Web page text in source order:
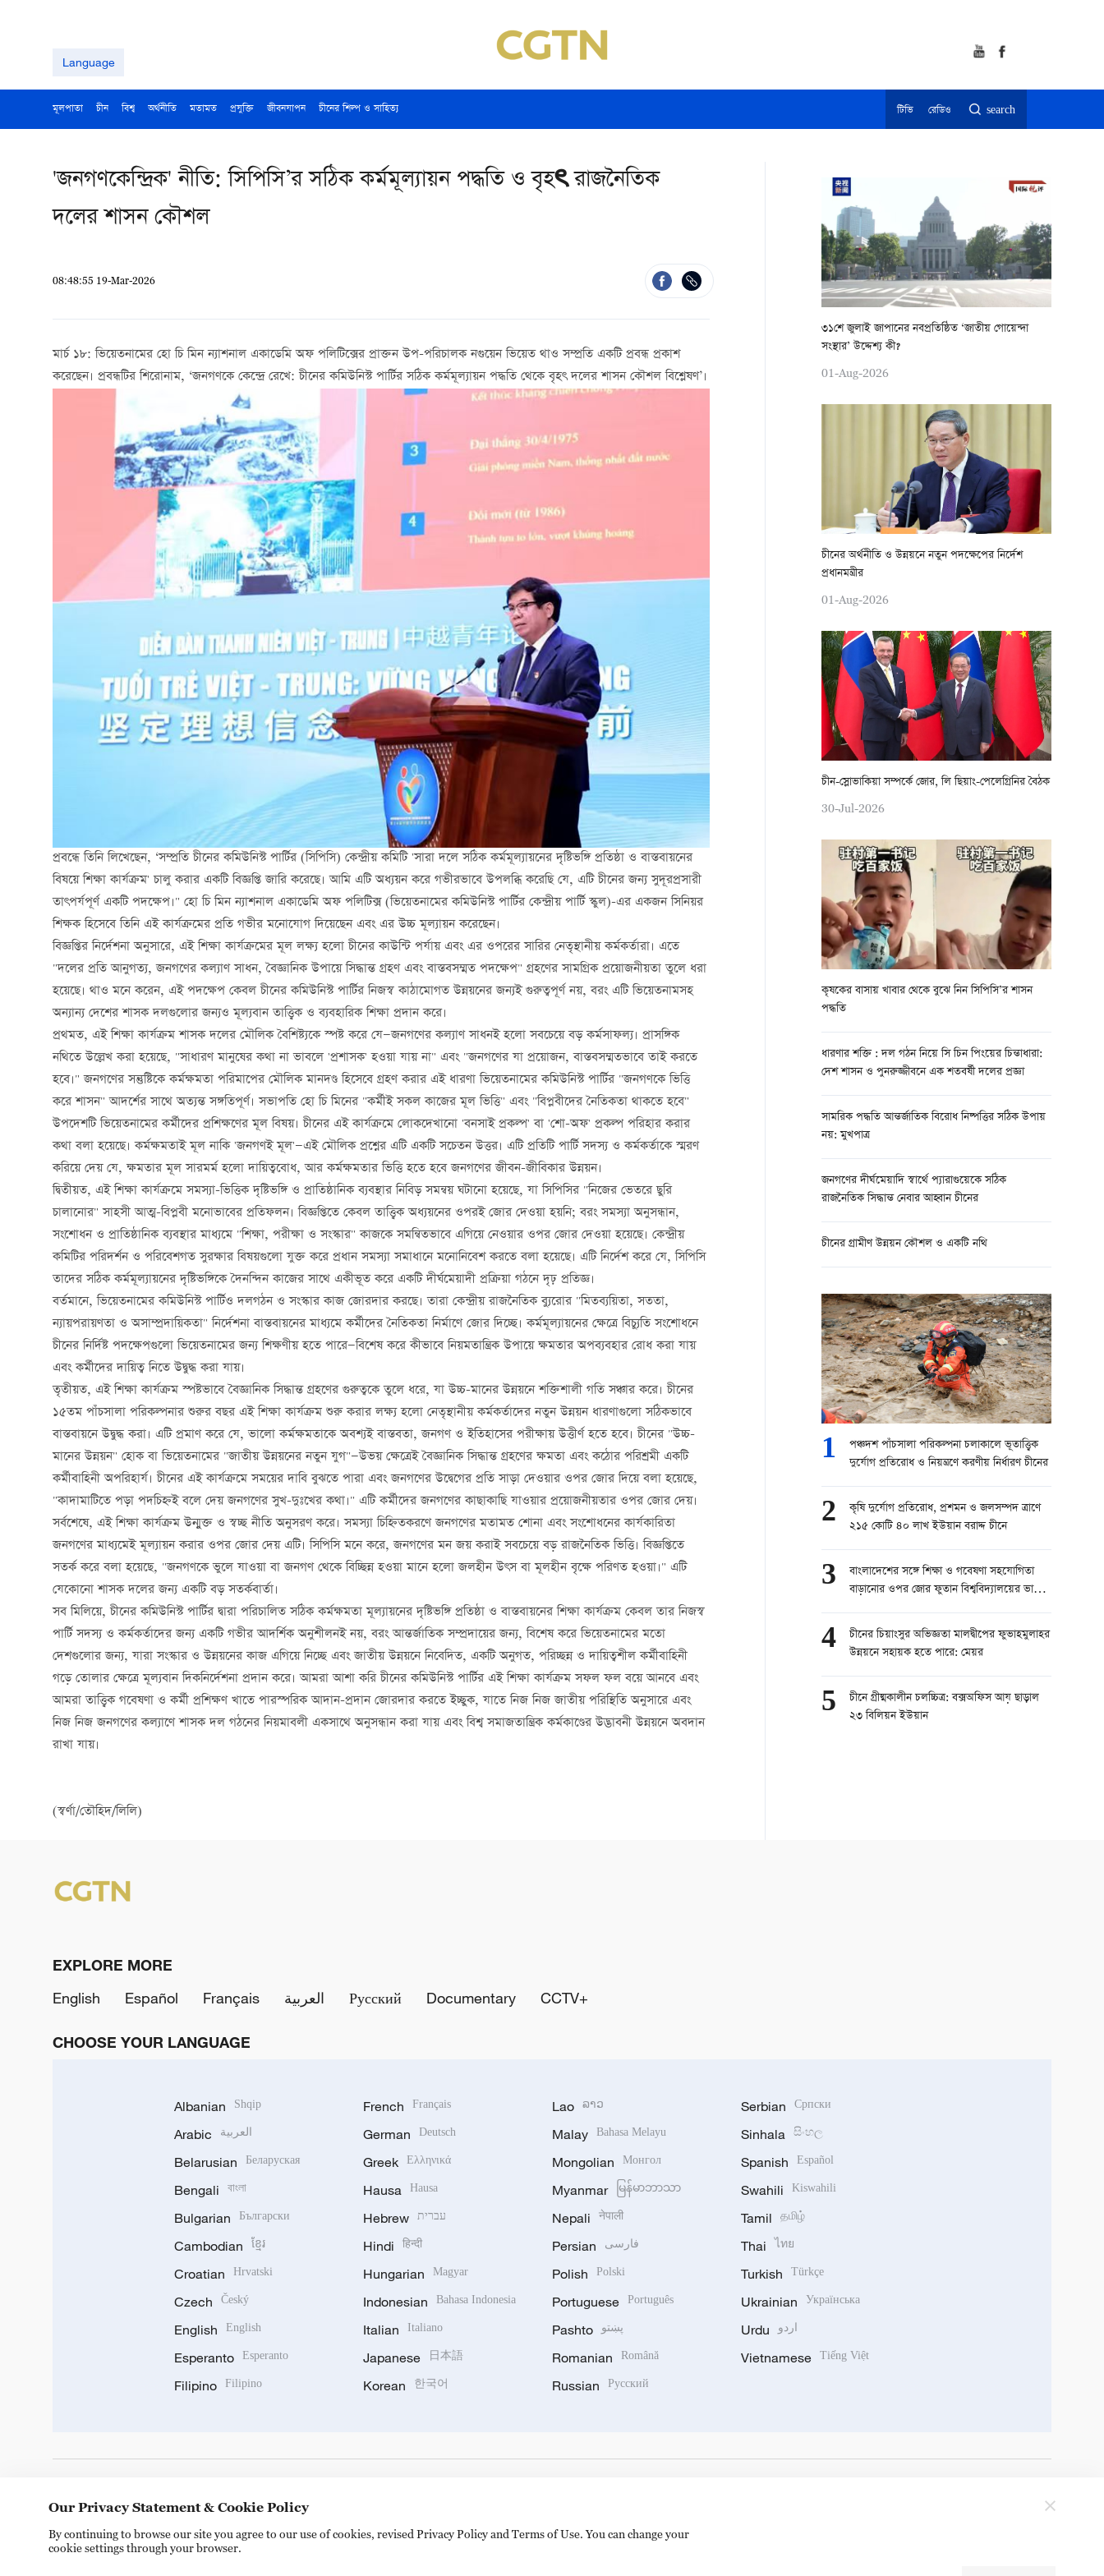
Language
মূলপাতা চীন বিশ্ব অর্থনীতি মতামত প্রযুক্তি জীবনযাপন চীনের শিল্প ও সাহিত্য টিভি রেডিও search
'জনগণকেন্দ্রিক' নীতি: সিপিসি’র সঠিক কর্মমূল্যায়ন পদ্ধতি ও বৃহৎ রাজনৈতিক
দলের শাসন কৌশল
08:48:55 19-Mar-2026
মার্চ ১৮: ভিয়েতনামের হো চি মিন ন্যাশনাল একাডেমি অফ পলিটিক্সের প্রাক্তন উপ-পরিচালক নগুয়েন ভিয়েত থাও সম্প্রতি একটি প্রবন্ধ প্রকাশ
করেছেন। প্রবন্ধটির শিরোনাম, ‘জনগণকে কেন্দ্রে রেখে: চীনের কমিউনিস্ট পার্টির সঠিক কর্মমূল্যায়ন পদ্ধতি থেকে বৃহৎ দলের শাসন কৌশল বিশ্লেষণ’।
প্রবন্ধে তিনি লিখেছেন, ‘সম্প্রতি চীনের কমিউনিস্ট পার্টির (সিপিসি) কেন্দ্রীয় কমিটি 'সারা দলে সঠিক কর্মমূল্যায়নের দৃষ্টিভঙ্গি প্রতিষ্ঠা ও বাস্তবায়নের
বিষয়ে শিক্ষা কার্যক্রম' চালু করার একটি বিজ্ঞপ্তি জারি করেছে। আমি এটি অধ্যয়ন করে গভীরভাবে উপলব্ধি করেছি যে, এটি চীনের জন্য সুদূরপ্রসারী
তাৎপর্যপূর্ণ একটি পদক্ষেপ।" হো চি মিন ন্যাশনাল একাডেমি অফ পলিটিক্স (ভিয়েতনামের কমিউনিস্ট পার্টির কেন্দ্রীয় পার্টি স্কুল)-এর একজন সিনিয়র
শিক্ষক হিসেবে তিনি এই কার্যক্রমের প্রতি গভীর মনোযোগ দিয়েছেন এবং এর উচ্চ মূল্যায়ন করেছেন।
বিজ্ঞপ্তির নির্দেশনা অনুসারে, এই শিক্ষা কার্যক্রমের মূল লক্ষ্য হলো চীনের কাউন্টি পর্যায় এবং এর ওপরের সারির নেতৃস্থানীয় কর্মকর্তারা। এতে
"দলের প্রতি আনুগত্য, জনগণের কল্যাণ সাধন, বৈজ্ঞানিক উপায়ে সিদ্ধান্ত গ্রহণ এবং বাস্তবসম্মত পদক্ষেপ" গ্রহণের সামগ্রিক প্রয়োজনীয়তা তুলে ধরা
হয়েছে। থাও মনে করেন, এই পদক্ষেপ কেবল চীনের কমিউনিস্ট পার্টির নিজস্ব কাঠামোগত উন্নয়নের জন্যই গুরুত্বপূর্ণ নয়, বরং এটি ভিয়েতনামসহ
অন্যান্য দেশের শাসক দলগুলোর জন্যও মূল্যবান তাত্ত্বিক ও ব্যবহারিক শিক্ষা প্রদান করে।
প্রথমত, এই শিক্ষা কার্যক্রম শাসক দলের মৌলিক বৈশিষ্ট্যকে স্পষ্ট করে যে—জনগণের কল্যাণ সাধনই হলো সবচেয়ে বড় কর্মসাফল্য। প্রাসঙ্গিক
নথিতে উল্লেখ করা হয়েছে, "সাধারণ মানুষের কথা না ভাবলে 'প্রশাসক' হওয়া যায় না" এবং "জনগণের যা প্রয়োজন, বাস্তবসম্মতভাবে তাই করতে
হবে।" জনগণের সন্তুষ্টিকে কর্মক্ষমতা পরিমাপের মৌলিক মানদণ্ড হিসেবে গ্রহণ করার এই ধারণা ভিয়েতনামের কমিউনিস্ট পার্টির "জনগণকে ভিত্তি
করে শাসন" আদর্শের সাথে অত্যন্ত সঙ্গতিপূর্ণ। সভাপতি হো চি মিনের "কর্মীই সকল কাজের মূল ভিত্তি" এবং "বিপ্লবীদের নৈতিকতা থাকতে হবে"
উপদেশটি ভিয়েতনামের কর্মীদের প্রশিক্ষণের মূল বিষয়। চীনের এই কার্যক্রমে লোকদেখানো 'বনসাই প্রকল্প' বা 'শো-অফ' প্রকল্প পরিহার করার
কথা বলা হয়েছে। কর্মক্ষমতাই মূল নাকি 'জনগণই মূল'—এই মৌলিক প্রশ্নের এটি একটি সচেতন উত্তর। এটি প্রতিটি পার্টি সদস্য ও কর্মকর্তাকে স্মরণ
করিয়ে দেয় যে, ক্ষমতার মূল সারমর্ম হলো দায়িত্ববোধ, আর কর্মক্ষমতার ভিত্তি হতে হবে জনগণের জীবন-জীবিকার উন্নয়ন।
দ্বিতীয়ত, এই শিক্ষা কার্যক্রমে সমস্যা-ভিত্তিক দৃষ্টিভঙ্গি ও প্রাতিষ্ঠানিক ব্যবস্থার নিবিড় সমন্বয় ঘটানো হয়েছে, যা সিপিসির "নিজের ভেতরে ছুরি
চালানোর" সাহসী আত্ম-বিপ্লবী মনোভাবের প্রতিফলন। বিজ্ঞপ্তিতে কেবল তাত্ত্বিক অধ্যয়নের ওপরই জোর দেওয়া হয়নি; বরং সমস্যা অনুসন্ধান,
সংশোধন ও প্রাতিষ্ঠানিক ব্যবস্থার মাধ্যমে "শিক্ষা, পরীক্ষা ও সংস্কার" কাজকে সমন্বিতভাবে এগিয়ে নেওয়ার ওপর জোর দেওয়া হয়েছে। কেন্দ্রীয়
কমিটির পরিদর্শন ও পরিবেশগত সুরক্ষার বিষয়গুলো যুক্ত করে প্রধান সমস্যা সমাধানে মনোনিবেশ করতে বলা হয়েছে। এটি নির্দেশ করে যে, সিপিসি
তাদের সঠিক কর্মমূল্যায়নের দৃষ্টিভঙ্গিকে দৈনন্দিন কাজের সাথে একীভূত করে একটি দীর্ঘমেয়াদী প্রক্রিয়া গঠনে দৃঢ় প্রতিজ্ঞ।
বর্তমানে, ভিয়েতনামের কমিউনিস্ট পার্টিও দলগঠন ও সংস্কার কাজ জোরদার করছে। তারা কেন্দ্রীয় রাজনৈতিক ব্যুরোর "মিতব্যয়িতা, সততা,
ন্যায়পরায়ণতা ও অসাম্প্রদায়িকতা" নির্দেশনা বাস্তবায়নের মাধ্যমে কর্মীদের নৈতিকতা নির্মাণে জোর দিচ্ছে। কর্মমূল্যায়নের ক্ষেত্রে বিচ্যুতি সংশোধনে
চীনের নির্দিষ্ট পদক্ষেপগুলো ভিয়েতনামের জন্য শিক্ষণীয় হতে পারে—বিশেষ করে কীভাবে নিয়মতান্ত্রিক উপায়ে ক্ষমতার অপব্যবহার রোধ করা যায়
এবং কর্মীদের দায়িত্ব নিতে উদ্বুদ্ধ করা যায়।
তৃতীয়ত, এই শিক্ষা কার্যক্রম স্পষ্টভাবে বৈজ্ঞানিক সিদ্ধান্ত গ্রহণের গুরুত্বকে তুলে ধরে, যা উচ্চ-মানের উন্নয়নে শক্তিশালী গতি সঞ্চার করে। চীনের
১৫তম পাঁচসালা পরিকল্পনার শুরুর বছর এই শিক্ষা কার্যক্রম শুরু করার লক্ষ্য হলো নেতৃস্থানীয় কর্মকর্তাদের নতুন উন্নয়ন ধারণাগুলো সঠিকভাবে
বাস্তবায়নে উদ্বুদ্ধ করা। এটি প্রমাণ করে যে, ভালো কর্মক্ষমতাকে অবশ্যই বাস্তবতা, জনগণ ও ইতিহাসের পরীক্ষায় উত্তীর্ণ হতে হবে। চীনের "উচ্চ-
মানের উন্নয়ন" হোক বা ভিয়েতনামের "জাতীয় উন্নয়নের নতুন যুগ"—উভয় ক্ষেত্রেই বৈজ্ঞানিক সিদ্ধান্ত গ্রহণের ক্ষমতা এবং কঠোর পরিশ্রমী একটি
কর্মীবাহিনী অপরিহার্য। চীনের এই কার্যক্রমে সময়ের দাবি বুঝতে পারা এবং জনগণের উদ্বেগের প্রতি সাড়া দেওয়ার ওপর জোর দিয়ে বলা হয়েছে,
"কাদামাটিতে পড়া পদচিহ্নই বলে দেয় জনগণের সুখ-দুঃখের কথা।" এটি কর্মীদের জনগণের কাছাকাছি যাওয়ার প্রয়োজনীয়তার ওপর জোর দেয়।
সর্বশেষে, এই শিক্ষা কার্যক্রম উন্মুক্ত ও স্বচ্ছ নীতি অনুসরণ করে। সমস্যা চিহ্নিতকরণে জনগণের মতামত শোনা এবং সংশোধনের কার্যকারিতা
জনগণের মাধ্যমেই মূল্যায়ন করার ওপর জোর দেয় এটি। সিপিসি মনে করে, জনগণের মন জয় করাই সবচেয়ে বড় রাজনৈতিক ভিত্তি। বিজ্ঞপ্তিতে
সতর্ক করে বলা হয়েছে, "জনগণকে ভুলে যাওয়া বা জনগণ থেকে বিচ্ছিন্ন হওয়া মানে হলো জলহীন উৎস বা মূলহীন বৃক্ষে পরিণত হওয়া।" এটি
যেকোনো শাসক দলের জন্য একটি বড় সতর্কবার্তা।
সব মিলিয়ে, চীনের কমিউনিস্ট পার্টির দ্বারা পরিচালিত সঠিক কর্মক্ষমতা মূল্যায়নের দৃষ্টিভঙ্গি প্রতিষ্ঠা ও বাস্তবায়নের শিক্ষা কার্যক্রম কেবল তার নিজস্ব
পার্টি সদস্য ও কর্মকর্তাদের জন্য একটি গভীর আদর্শিক অনুশীলনই নয়, বরং আন্তর্জাতিক সম্প্রদায়ের জন্য, বিশেষ করে ভিয়েতনামের মতো
দেশগুলোর জন্য, যারা সংস্কার ও উন্নয়নের কাজ এগিয়ে নিচ্ছে এবং জাতীয় উন্নয়নে নিবেদিত, একটি অনুগত, পরিচ্ছন্ন ও দায়িত্বশীল কর্মীবাহিনী
গড়ে তোলার ক্ষেত্রে মূল্যবান দিকনির্দেশনা প্রদান করে। আমরা আশা করি চীনের কমিউনিস্ট পার্টির এই শিক্ষা কার্যক্রম সফল ফল বয়ে আনবে এবং
আমরা তাত্ত্বিক গবেষণা ও কর্মী প্রশিক্ষণ খাতে পারস্পরিক আদান-প্রদান জোরদার করতে ইচ্ছুক, যাতে নিজ নিজ জাতীয় পরিস্থিতি অনুসারে এবং
নিজ নিজ জনগণের কল্যাণে শাসক দল গঠনের নিয়মাবলী একসাথে অনুসন্ধান করা যায় এবং বিশ্ব সমাজতান্ত্রিক কর্মকাণ্ডের উদ্ভাবনী উন্নয়নে অবদান
রাখা যায়।
(স্বর্ণা/তৌহিদ/লিলি)
৩১শে জুলাই জাপানের নবপ্রতিষ্ঠিত ‘জাতীয় গোয়েন্দা
সংস্থার’ উদ্দেশ্য কী?
01-Aug-2026
চীনের অর্থনীতি ও উন্নয়নে নতুন পদক্ষেপের নির্দেশ
প্রধানমন্ত্রীর
01-Aug-2026
চীন-স্লোভাকিয়া সম্পর্কে জোর, লি ছিয়াং-পেলেগ্রিনির বৈঠক
30-Jul-2026
কৃষকের বাসায় খাবার থেকে বুঝে নিন সিপিসি’র শাসন
পদ্ধতি
ধারণার শক্তি : দল গঠন নিয়ে সি চিন পিংয়ের চিন্তাধারা:
দেশ শাসন ও পুনরুজ্জীবনে এক শতবর্ষী দলের প্রজ্ঞা
সামরিক পদ্ধতি আন্তর্জাতিক বিরোধ নিষ্পত্তির সঠিক উপায়
নয়: মুখপাত্র
জনগণের দীর্ঘমেয়াদি স্বার্থে প্যারাগুয়েকে সঠিক
রাজনৈতিক সিদ্ধান্ত নেবার আহ্বান চীনের
চীনের গ্রামীণ উন্নয়ন কৌশল ও একটি নথি
1
পঞ্চদশ পাঁচসালা পরিকল্পনা চলাকালে ভূতাত্ত্বিক
দুর্যোগ প্রতিরোধ ও নিয়ন্ত্রণে করণীয় নির্ধারণ চীনের
2
কৃষি দুর্যোগ প্রতিরোধ, প্রশমন ও জলসম্পদ ত্রাণে
২১৫ কোটি ৪০ লাখ ইউয়ান বরাদ্দ চীনে
3
বাংলাদেশের সঙ্গে শিক্ষা ও গবেষণা সহযোগিতা
বাড়ানোর ওপর জোর ফুতান বিশ্ববিদ্যালয়ের ভাইস
4
চীনের চিয়াংসুর অভিজ্ঞতা মালদ্বীপের ফুভাহমুলাহর
উন্নয়নে সহায়ক হতে পারে: মেয়র
5
চীনে গ্রীষ্মকালীন চলচ্চিত্র: বক্সঅফিস আয় ছাড়াল
২৩ বিলিয়ন ইউয়ান
EXPLORE MORE
English
Español Français العربية Русский Documentary CCTV+
CHOOSE YOUR LANGUAGE
Albanian Shqip
Arabic العربية
Belarusian Беларуская
Bengali বাংলা
Bulgarian Български
Cambodian ខ្មែរ
Croatian Hrvatski
Czech Český
English English
Esperanto Esperanto
Filipino Filipino
French Français
German Deutsch
Greek Ελληνικά
Hausa Hausa
Hebrew עברית
Hindi हिन्दी
Hungarian Magyar
Indonesian Bahasa Indonesia
Italian Italiano
Japanese 日本語
Korean 한국어
Lao ລາວ
Malay Bahasa Melayu
Mongolian Монгол
Myanmar မြန်မာဘာသာ
Nepali नेपाली
Persian فارسی
Polish Polski
Portuguese Português
Pashto پښتو
Romanian Română
Russian Русский
Serbian Српски
Sinhala සිංහල
Spanish Español
Swahili Kiswahili
Tamil தமிழ்
Thai ไทย
Turkish Türkçe
Ukrainian Українська
Urdu اردو
Vietnamese Tiếng Việt
Our Privacy Statement & Cookie Policy
By continuing to browse our site you agree to our use of cookies, revised Privacy Policy and Terms of Use. You can change your
cookie settings through your browser.